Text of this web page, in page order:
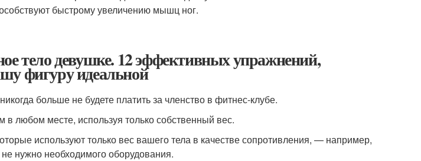
быстрому увеличению мышц ног.
тело девушке. 12 эффективных упражнений,
фигуру идеальной
больше не будете платить за членство в фитнес-клубе.
любом месте, используя только собственный вес.
используют только вес вашего тела в качестве сопротивления, — например,
нужно необходимого оборудования.